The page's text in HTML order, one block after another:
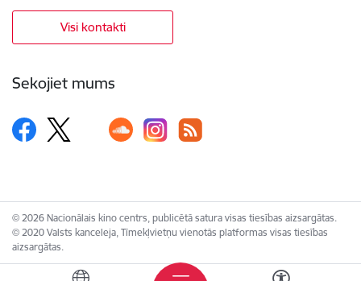
Visi kontakti
Sekojiet mums
© 2026 Nacionālais kino centrs, publicētā satura visas tiesības aizsargātas.
© 2020 Valsts kanceleja, Tīmekļvietņu vienotās platformas visas tiesības
aizsargātas.